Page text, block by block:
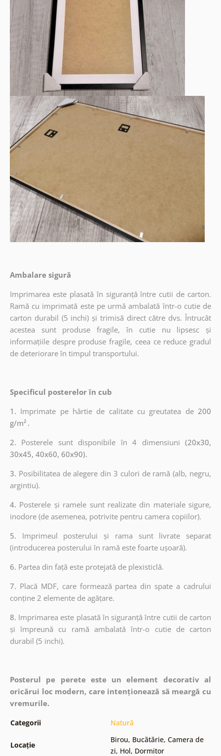
Ambalare sigură
Imprimarea este plasată în siguranță între cutii de carton.
Ramă cu imprimată este pe urmă ambalată într-o cutie de
carton durabil (5 inchi) și trimisă direct către dvs. Întrucât
acestea sunt produse fragile, în cutie nu lipsesc și
informațiile despre produse fragile, ceea ce reduce gradul
de deteriorare în timpul transportului.
Specificul posterelor în cub
1. Imprimate pe hârtie de calitate cu greutatea de200
g/m² .
2. Posterele sunt disponibile în 4 dimensiuni (20x30,
30x45, 40x60, 60x90).
3. Posibilitatea de alegere din 3 culori de ramă (alb, negru,
argintiu).
4. Posterele și ramele sunt realizate din materiale sigure,
inodore (de asemenea, potrivite pentru camera copiilor).
5. Imprimeul posterului și rama sunt livrate separat
(introducerea posterului în ramă este foarte ușoară).
6. Partea din față este protejată de plexisticlă.
7. Placă MDF, care formează partea din spate a cadrului
conține 2 elemente de agățare.
8. Imprimarea este plasată în siguranță între cutii de carton
și împreună cu ramă ambalată într-o cutie de carton
durabil (5 inchi).
Posterul pe perete este un element decorativ al
oricărui loc modern, care intenționează să meargă cu
vremurile.
Categorii Natură
Locație
Birou, Bucătărie, Camera de
zi, Hol, Dormitor